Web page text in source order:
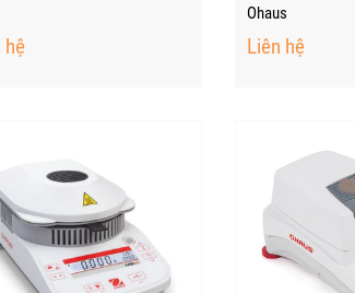
hệ
Ohaus
Liên hệ